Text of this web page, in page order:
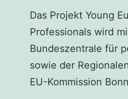
Das Projekt Young
Professionals wird
Bundeszentrale für
sowie der
EU-Kommission